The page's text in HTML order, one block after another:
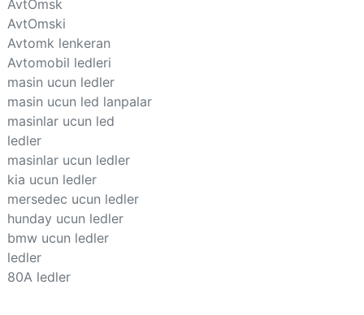
AvtOmsk
AvtOmski
Avtomk lenkeran
Avtomobil ledleri
masin ucun ledler
masin ucun led lanpalar
masinlar ucun led
ledler
masinlar ucun ledler
kia ucun ledler
mersedec ucun ledler
hunday ucun ledler
bmw ucun ledler
ledler
80A ledler